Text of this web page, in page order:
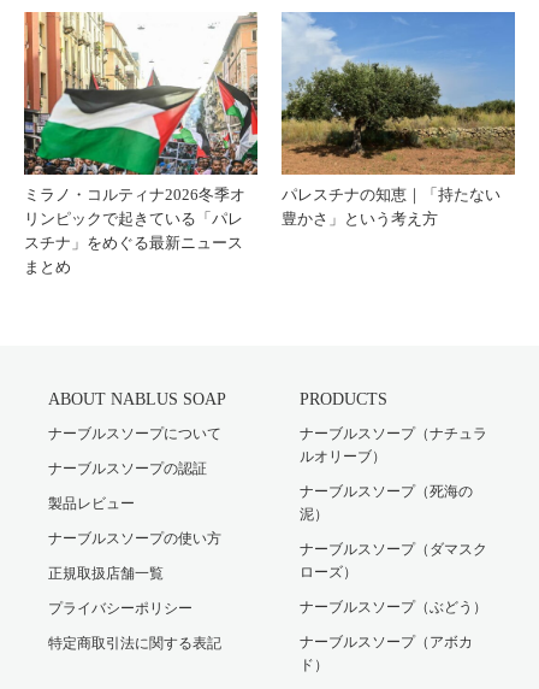
ミラノ・コルティナ2026冬季オ
リンピックで起きている「パレ
スチナ」をめぐる最新ニュース
まとめ
パレスチナの知恵｜「持たない
豊かさ」という考え方
ABOUT NABLUS SOAP
ナーブルスソープについて
ナーブルスソープの認証
製品レビュー
ナーブルスソープの使い方
正規取扱店舗一覧
プライバシーポリシー
特定商取引法に関する表記
PRODUCTS
ナーブルスソープ（ナチュラ
ルオリーブ）
ナーブルスソープ（死海の
泥）
ナーブルスソープ（ダマスク
ローズ）
ナーブルスソープ（ぶどう）
ナーブルスソープ（アボカ
ド）